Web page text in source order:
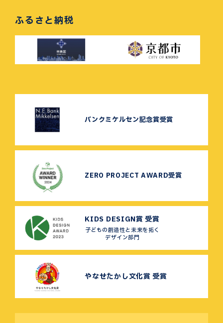
ふるさと納税
バンクミケルセン記念賞受賞
ZERO PROJECT AWARD受賞
KIDS DESIGN賞 受賞
子どもの創造性と未来を拓く
デザイン部門
やなせたかし文化賞 受賞